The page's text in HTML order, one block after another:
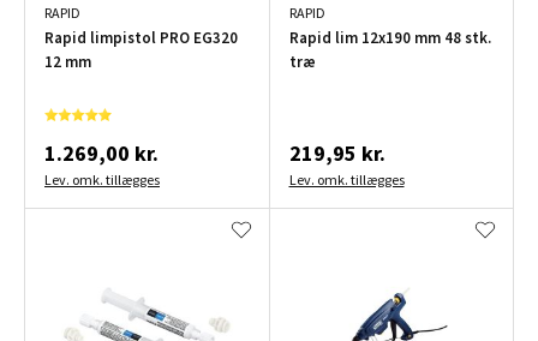
RAPID
Rapid limpistol PRO EG320
12 mm
1.269,00 kr.
Lev. omk. tillægges
RAPID
Rapid lim 12x190 mm 48 stk.
træ
219,95 kr.
Lev. omk. tillægges